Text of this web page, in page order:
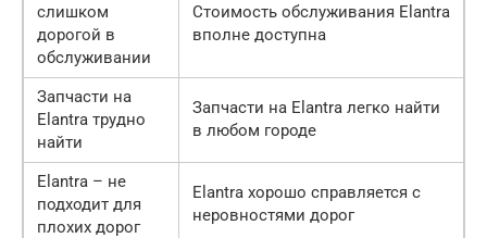
слишком
дорогой в
обслуживании
Стоимость обслуживания Elantra
вполне доступна
Запчасти на
Elantra трудно
найти
Запчасти на Elantra легко найти
в любом городе
Elantra – не
подходит для
плохих дорог
Elantra хорошо справляется с
неровностями дорог